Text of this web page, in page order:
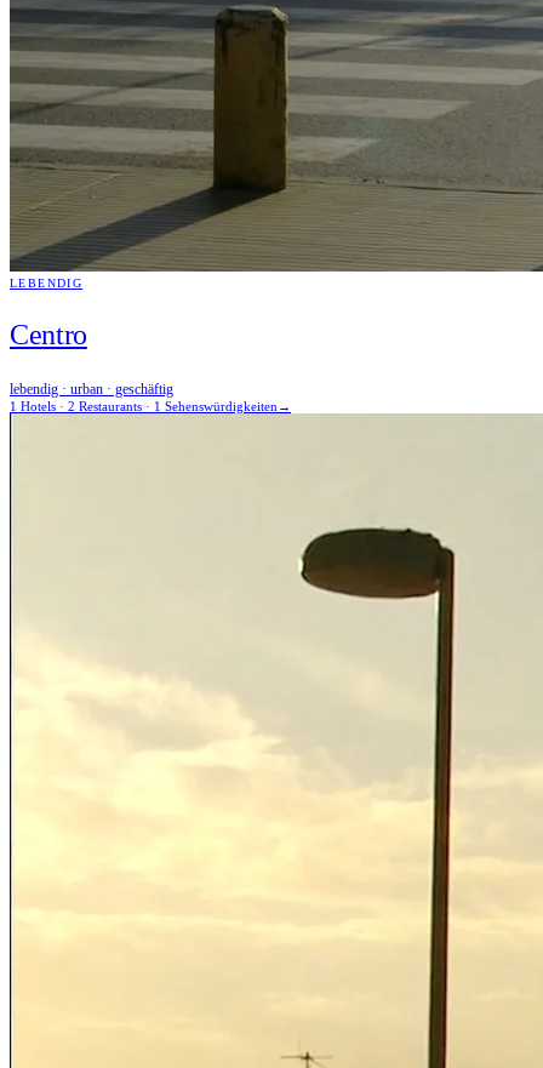
LEBENDIG
Centro
lebendig · urban · geschäftig
1 Hotels · 2 Restaurants · 1 Sehenswürdigkeiten →